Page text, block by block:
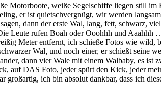
Motorboote, weiße Segelschiffe liegen still im
er ist quietschvergnügt, wir werden
dann der erste Wal, lang, fett, schwarz,
Leute rufen Boah oder Ooohhh und Aaahhh
Meter entfernt, ich schieße Fotos wie wild,
Wal, und noch einer, er schießt seine
dann vier Wale mit einem Walbaby, es
auf DAS Foto, jeder spürt den Kick, jeder
ich bin absolut dankbar, dass ich